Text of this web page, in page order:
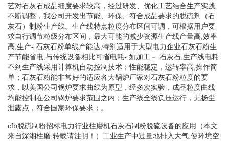
艺对石灰石成品细度要求较高，经过研发、优化工艺结合生产实践
不断调整，我公司开发出节能、环保、符合成品要求的脱硫剂（石
灰石）制粉生产线。生产线特点粒度分布区间可调，可根据用户要
求自行调节粒级分布区间，最大可能的减少资源生产线产量高,效率
高,生产-.石灰石粉单线产能达,特别适用于大型电力企业石灰石粉生
产节能省电,与传统设备相比可省电耗-,如加工－.石灰石,生产线电耗
不到生产线采用计算机自动控制技术；性能稳定，运转率高,操作简
单；石灰石粉能非常好的适应各大锅炉厂家对石灰石粉粒度的要
求，以美国公司锅炉要求曲线为原型，经多次实验，成品粒度曲线
均能控制在公司锅炉要求范围之内；生产线全线负压运行，无扬尘
泄露点，符合国家环保要求；。
cfb脱硫制粉招标电力行业柱磨机石灰石制粉脱硫设备的应用（本文
来自深湘柱磨.转载请注明！）工业生产中过量地排入大气,使环境空